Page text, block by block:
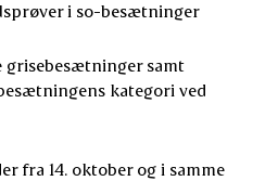
i so-besætninger
grisebesætninger samt
kategori ved
fra 14. oktober og i samme